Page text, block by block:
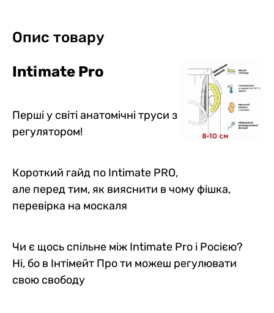
Опис товару
Intimate Pro
Перші у світі анатомічні труси з
регулятором!
Короткий гайд по Intimate PRO,
але перед тим, як вияснити в чому фішка,
перевірка на москаля
Чи є щось спільне між Intimate Pro і Росією?
Ні, бо в Інтімейт Про ти можеш регулювати
свою свободу